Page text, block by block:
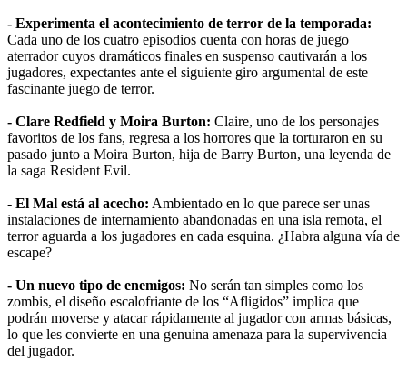
- Experimenta el acontecimiento de terror de la temporada:
Cada uno de los cuatro episodios cuenta con horas de juego
aterrador cuyos dramáticos finales en suspenso cautivarán a los
jugadores, expectantes ante el siguiente giro argumental de este
fascinante juego de terror.
- Clare Redfield y Moira Burton: Claire, uno de los personajes
favoritos de los fans, regresa a los horrores que la torturaron en su
pasado junto a Moira Burton, hija de Barry Burton, una leyenda de
la saga Resident Evil.
- El Mal está al acecho: Ambientado en lo que parece ser unas
instalaciones de internamiento abandonadas en una isla remota, el
terror aguarda a los jugadores en cada esquina. ¿Habra alguna vía de
escape?
- Un nuevo tipo de enemigos: No serán tan simples como los
zombis, el diseño escalofriante de los “Afligidos” implica que
podrán moverse y atacar rápidamente al jugador con armas básicas,
lo que les convierte en una genuina amenaza para la supervivencia
del jugador.